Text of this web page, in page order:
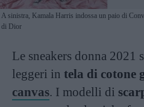
A sinistra, Kamala Harris indossa un paio di
di Dior
Le sneakers donna 2021
leggeri in tela di cotone
canvas. I modelli di